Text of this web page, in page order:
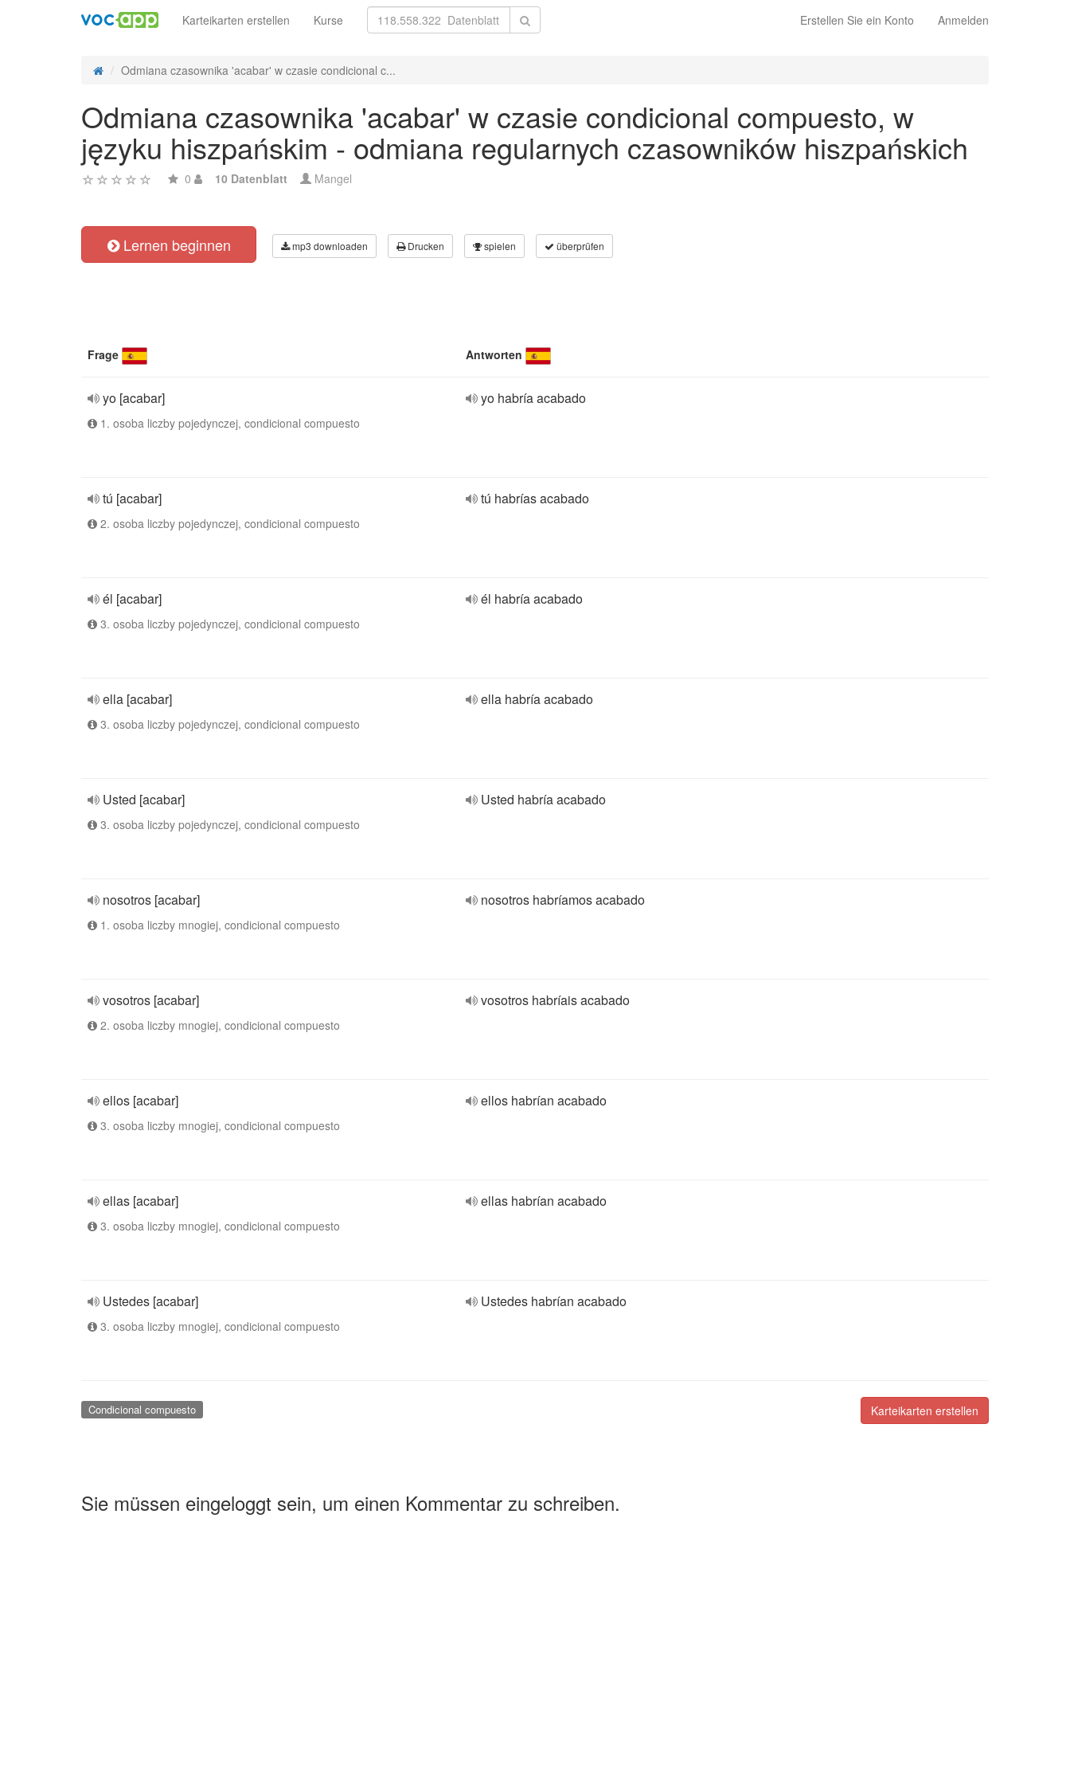
Erstellen Sie ein Konto Anmelden
Karteikarten erstellen Kurse
Odmiana czasownika 'acabar' w czasie condicional c...
Odmiana czasownika 'acabar' w czasie condicional compuesto, w
języku hiszpańskim - odmiana regularnych czasowników hiszpańskich
0 10 Datenblatt Mangel
Lernen beginnen mp3 downloaden Drucken spielen überprüfen
Frage Antworten
yo [acabar]
1. osoba liczby pojedynczej, condicional compuesto
yo habría acabado
tú [acabar]
2. osoba liczby pojedynczej, condicional compuesto
tú habrías acabado
él [acabar]
3. osoba liczby pojedynczej, condicional compuesto
él habría acabado
ella [acabar]
3. osoba liczby pojedynczej, condicional compuesto
ella habría acabado
Usted [acabar]
3. osoba liczby pojedynczej, condicional compuesto
Usted habría acabado
nosotros [acabar]
1. osoba liczby mnogiej, condicional compuesto
nosotros habríamos acabado
vosotros [acabar]
2. osoba liczby mnogiej, condicional compuesto
vosotros habríais acabado
ellos [acabar]
3. osoba liczby mnogiej, condicional compuesto
ellos habrían acabado
ellas [acabar]
3. osoba liczby mnogiej, condicional compuesto
ellas habrían acabado
Ustedes [acabar]
3. osoba liczby mnogiej, condicional compuesto
Ustedes habrían acabado
Karteikarten erstellen
Condicional compuesto
Sie müssen eingeloggt sein, um einen Kommentar zu schreiben.